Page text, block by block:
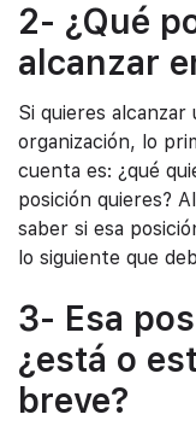
2- ¿Qué
alcanzar
Si quieres
organización, lo
cuenta es: ¿qué
posición quieres?
saber si esa
lo siguiente que
3- Esa
¿está o
breve?